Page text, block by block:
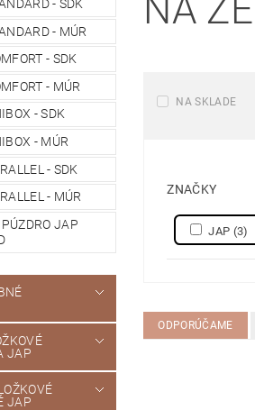
OBCHODNÍ PODMÍNKY
NAŠE POBOČKY
- SDK
- MÚR
- SDK
- MÚR
- SDK
- MÚR
- SDK
- MÚR
JAP
JAP
JAP
NA
NA SKLADE
ZNAČKY
JAP (3)
ODPORÚČAME